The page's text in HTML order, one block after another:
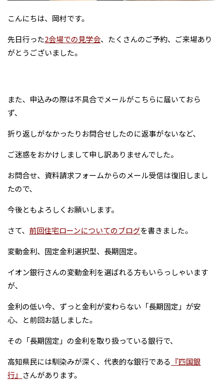
こんにちは、岡村です。
先日行った2会場での見学会、たくさんのご予約、ご来場あり
がとうございました。
また、申込みの際は不具合でメールがこちらに届いておら
ず、
折り返しがなかったりお問合せしたのに返事がないなど、
ご迷惑をおかけしまして申し訳ありませんでした。
お問合せ、資料請求フォームからのメール受信は復旧しまし
たので、
今後ともよろしくお願いします。
さて、 前回住宅ローンについてのブログを書きました。
変動金利、固定金利選択型、長期固定。
イオン銀行さんの変動金利を選ばれる方もいらっしゃいます
が、
金利の低い今、ずっと金利が変わらない「長期固定」が安
心、と前回お話しました。
その「長期固定」の金利を取り扱っている銀行で、
高知県民には馴染みが深く、代表的な銀行である 『四国銀
行』 さんがあります。